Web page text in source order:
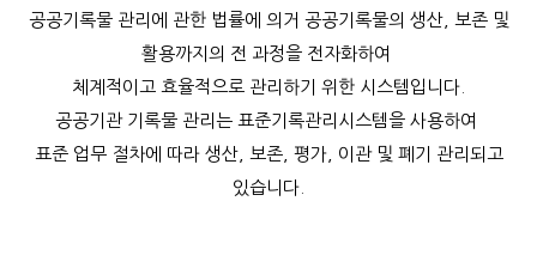
공공기록물 관리에 관한 법률에 의거 공공기록물의 생산, 보존 및
활용까지의 전 과정을 전자화하여
체계적이고 효율적으로 관리하기 위한 시스템입니다.
공공기관 기록물 관리는 표준기록관리시스템을 사용하여
표준 업무 절차에 따라 생산, 보존, 평가, 이관 및 폐기 관리되고
있습니다.